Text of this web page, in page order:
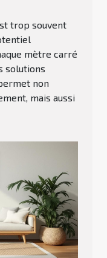
trop souvent
mètre carré
solutions
non
mais aussi